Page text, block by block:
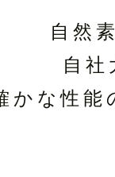
自然
自社
かな性能